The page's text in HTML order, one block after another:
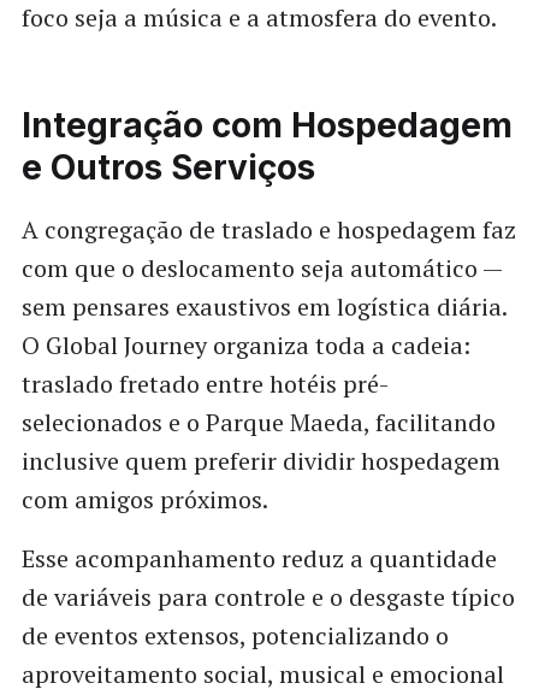
foco seja a música e a atmosfera do evento.
Integração com Hospedagem
e Outros Serviços
A congregação de traslado e hospedagem faz
com que o deslocamento seja automático —
sem pensares exaustivos em logística diária.
O Global Journey organiza toda a cadeia:
traslado fretado entre hotéis pré-
selecionados e o Parque Maeda, facilitando
inclusive quem preferir dividir hospedagem
com amigos próximos.
Esse acompanhamento reduz a quantidade
de variáveis para controle e o desgaste típico
de eventos extensos, potencializando o
aproveitamento social, musical e emocional